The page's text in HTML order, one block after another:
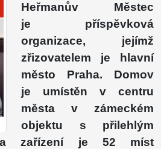
Heřmanův Městec
je příspěvková
organizace, jejímž
zřizovatelem je hlavní
město Praha. Domov
je umístěn v centru
města v zámeckém
objektu s přilehlým
zařízení je 52 míst